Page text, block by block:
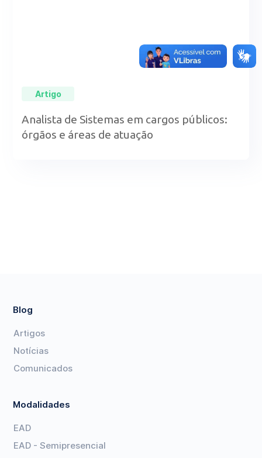
Artigo
Analista de Sistemas em cargos públicos:
órgãos e áreas de atuação
Blog
Artigos
Notícias
Comunicados
Modalidades
EAD
EAD - Semipresencial